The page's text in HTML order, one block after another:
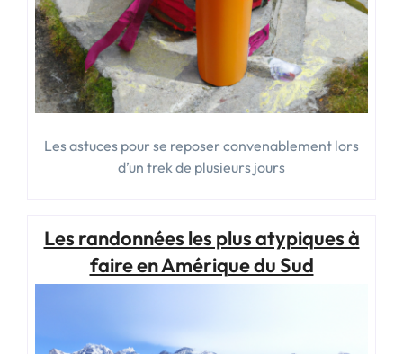
Les astuces pour se reposer convenablement lors
d’un trek de plusieurs jours
Les randonnées les plus atypiques à
faire en Amérique du Sud